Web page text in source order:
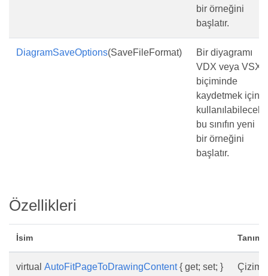
bir örneğini
başlatır.
DiagramSaveOptions(SaveFileFormat)
Bir diyagramı
VDX veya VSX
biçiminde
kaydetmek için
kullanılabilecek
bu sınıfın yeni
bir örneğini
başlatır.
Özellikleri
İsim Tanım
virtual AutoFitPageToDrawingContent{ get; set; }
Çizim